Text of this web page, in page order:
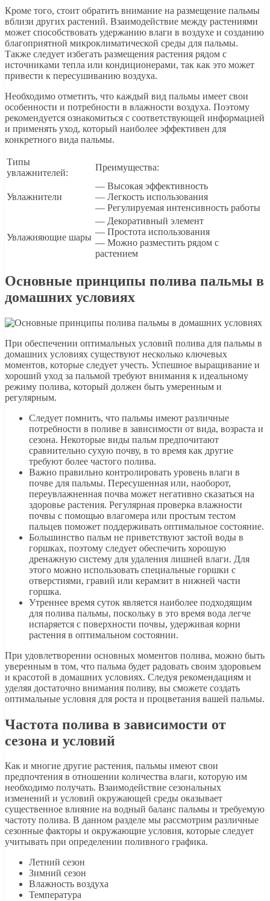
Кроме того, стоит обратить внимание на размещение пальмы
вблизи других растений. Взаимодействие между растениями
может способствовать удержанию влаги в воздухе и созданию
благоприятной микроклиматической среды для пальмы.
Также следует избегать размещения растения рядом с
источниками тепла или кондиционерами, так как это может
привести к пересушиванию воздуха.
Необходимо отметить, что каждый вид пальмы имеет свои
особенности и потребности в влажности воздуха. Поэтому
рекомендуется ознакомиться с соответствующей информацией
и применять уход, который наиболее эффективен для
конкретного вида пальмы.
Типы
увлажнителей:
Преимущества:
Увлажнители
— Высокая эффективность
— Легкость использования
— Регулируемая интенсивность работы
Увлажняющие шары
— Декоративный элемент
— Простота использования
— Можно разместить рядом с
растением
Основные принципы полива пальмы в
домашних условиях
При обеспечении оптимальных условий полива для пальмы в
домашних условиях существуют несколько ключевых
моментов, которые следует учесть. Успешное выращивание и
хороший уход за пальмой требуют внимания к идеальному
режиму полива, который должен быть умеренным и
регулярным.
Следует помнить, что пальмы имеют различные
потребности в поливе в зависимости от вида, возраста и
сезона. Некоторые виды пальм предпочитают
сравнительно сухую почву, в то время как другие
требуют более частого полива.
Важно правильно контролировать уровень влаги в
почве для пальмы. Пересушенная или, наоборот,
переувлажненная почва может негативно сказаться на
здоровье растения. Регулярная проверка влажности
почвы с помощью влагомера или простым тестом
пальцев поможет поддерживать оптимальное состояние.
Большинство пальм не приветствуют застой воды в
горшках, поэтому следует обеспечить хорошую
дренажную систему для удаления лишней влаги. Для
этого можно использовать специальные горшки с
отверстиями, гравий или керамзит в нижней части
горшка.
Утреннее время суток является наиболее подходящим
для полива пальмы, поскольку в это время вода легче
испаряется с поверхности почвы, удерживая корни
растения в оптимальном состоянии.
При удовлетворении основных моментов полива, можно быть
уверенным в том, что пальма будет радовать своим здоровьем
и красотой в домашних условиях. Следуя рекомендациям и
уделяя достаточно внимания поливу, вы сможете создать
оптимальные условия для роста и процветания вашей пальмы.
Частота полива в зависимости от
сезона и условий
Как и многие другие растения, пальмы имеют свои
предпочтения в отношении количества влаги, которую им
необходимо получать. Взаимодействие сезональных
изменений и условий окружающей среды оказывает
существенное влияние на водный баланс пальмы и требуемую
частоту полива. В данном разделе мы рассмотрим различные
сезонные факторы и окружающие условия, которые следует
учитывать при определении поливного графика.
Летний сезон
Зимний сезон
Влажность воздуха
Температура